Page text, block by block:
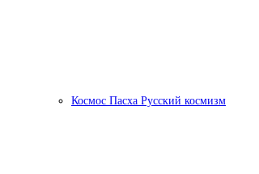
Космос Пасха Русский космизм